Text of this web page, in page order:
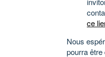
ce
Nous
pourra